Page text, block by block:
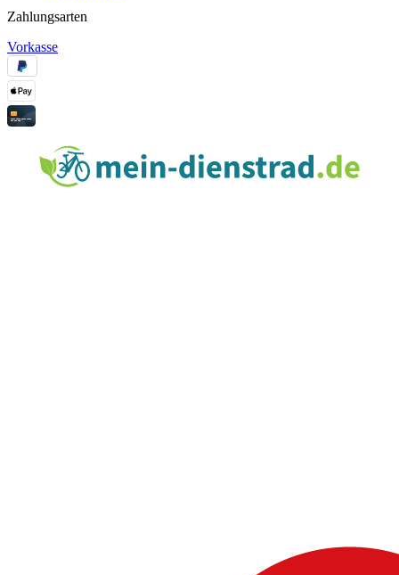
Zahlungsarten
Vorkasse